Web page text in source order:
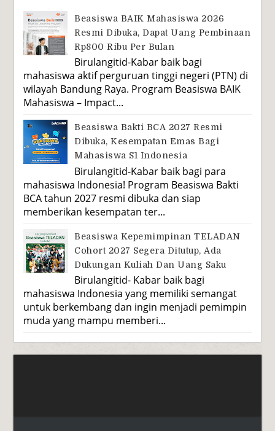
Beasiswa BAIK Mahasiswa 2026
Resmi Dibuka, Dapat Uang Pembinaan
Rp800 Ribu Per Bulan
Birulangitid-Kabar baik bagi
mahasiswa aktif perguruan tinggi negeri (PTN) di
wilayah Bandung Raya. Program Beasiswa BAIK
Mahasiswa – Impact...
Beasiswa Bakti BCA 2027 Resmi
Dibuka, Kesempatan Emas Bagi
Mahasiswa S1 Indonesia
Birulangitid-Kabar baik bagi para
mahasiswa Indonesia! Program Beasiswa Bakti
BCA tahun 2027 resmi dibuka dan siap
memberikan kesempatan ter...
Beasiswa Kepemimpinan TELADAN
Cohort 2027 Segera Ditutup, Ada
Dukungan Kuliah Dan Uang Saku
Birulangitid- Kabar baik bagi
mahasiswa Indonesia yang memiliki semangat
untuk berkembang dan ingin menjadi pemimpin
muda yang mampu memberi...